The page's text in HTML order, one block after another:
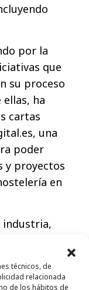
técnicos, de
relacionada
de los hábitos de
por la
que
su proceso
ha
cartas
una
poder
y proyectos
en
industria,
como el
, lanzado